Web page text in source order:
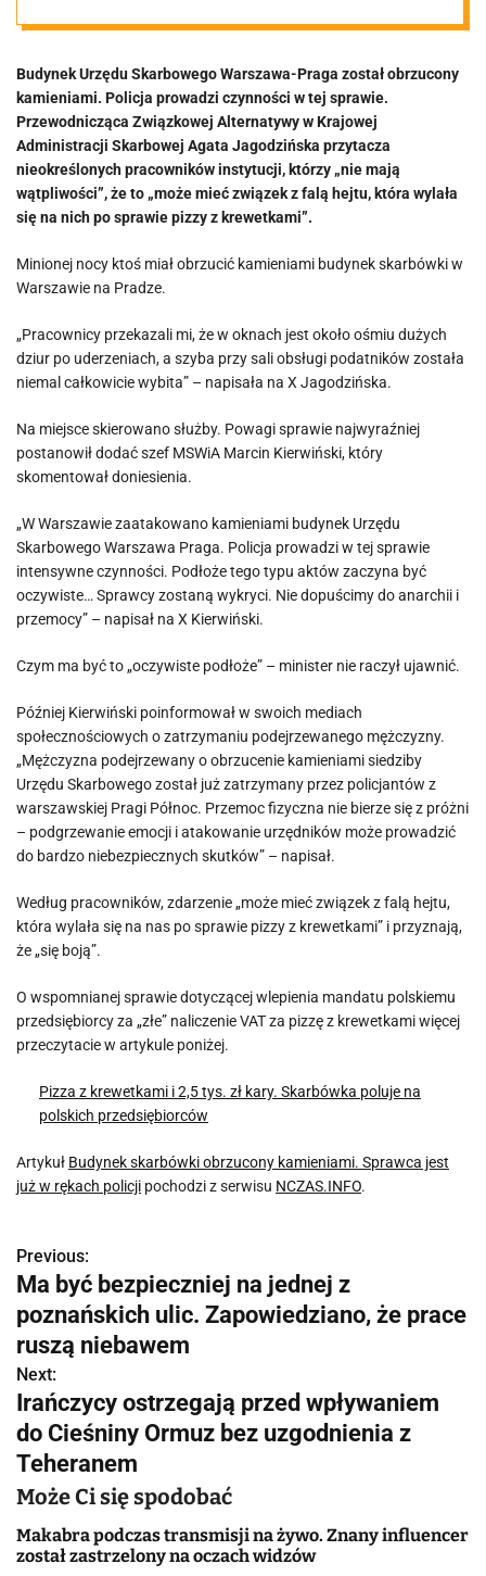
Sprawca jest już
w rękach policji
Budynek Urzędu Skarbowego Warszawa-Praga został obrzucony
kamieniami. Policja prowadzi czynności w tej sprawie.
Przewodnicząca Związkowej Alternatywy w Krajowej
Administracji Skarbowej Agata Jagodzińska przytacza
nieokreślonych pracowników instytucji, którzy „nie mają
wątpliwości”, że to „może mieć związek z falą hejtu, która wylała
się na nich po sprawie pizzy z krewetkami”.
Minionej nocy ktoś miał obrzucić kamieniami budynek skarbówki w
Warszawie na Pradze.
„Pracownicy przekazali mi, że w oknach jest około ośmiu dużych
dziur po uderzeniach, a szyba przy sali obsługi podatników została
niemal całkowicie wybita” – napisała na X Jagodzińska.
Na miejsce skierowano służby. Powagi sprawie najwyraźniej
postanowił dodać szef MSWiA Marcin Kierwiński, który
skomentował doniesienia.
„W Warszawie zaatakowano kamieniami budynek Urzędu
Skarbowego Warszawa Praga. Policja prowadzi w tej sprawie
intensywne czynności. Podłoże tego typu aktów zaczyna być
oczywiste… Sprawcy zostaną wykryci. Nie dopuścimy do anarchii i
przemocy” – napisał na X Kierwiński.
Czym ma być to „oczywiste podłoże” – minister nie raczył ujawnić.
Później Kierwiński poinformował w swoich mediach
społecznościowych o zatrzymaniu podejrzewanego mężczyzny.
„Mężczyzna podejrzewany o obrzucenie kamieniami siedziby
Urzędu Skarbowego został już zatrzymany przez policjantów z
warszawskiej Pragi Północ. Przemoc fizyczna nie bierze się z próżni
– podgrzewanie emocji i atakowanie urzędników może prowadzić
do bardzo niebezpiecznych skutków” – napisał.
Według pracowników, zdarzenie „może mieć związek z falą hejtu,
która wylała się na nas po sprawie pizzy z krewetkami” i przyznają,
że „się boją”.
O wspomnianej sprawie dotyczącej wlepienia mandatu polskiemu
przedsiębiorcy za „złe” naliczenie VAT za pizzę z krewetkami więcej
przeczytacie w artykule poniżej.
Pizza z krewetkami i 2,5 tys. zł kary. Skarbówka poluje na
polskich przedsiębiorców
Artykuł Budynek skarbówki obrzucony kamieniami. Sprawca jest
już w rękach policji pochodzi z serwisu NCZAS.INFO.
N
a
w
i
g
a
c
j
Previous:
Ma być bezpieczniej na jednej z
poznańskich ulic. Zapowiedziano, że prace
ruszą niebawem
Next:
Irańczycy ostrzegają przed wpływaniem
do Cieśniny Ormuz bez uzgodnienia z
Teheranem
Może Ci się spodobać
Makabra podczas transmisji na żywo. Znany influencer
został zastrzelony na oczach widzów